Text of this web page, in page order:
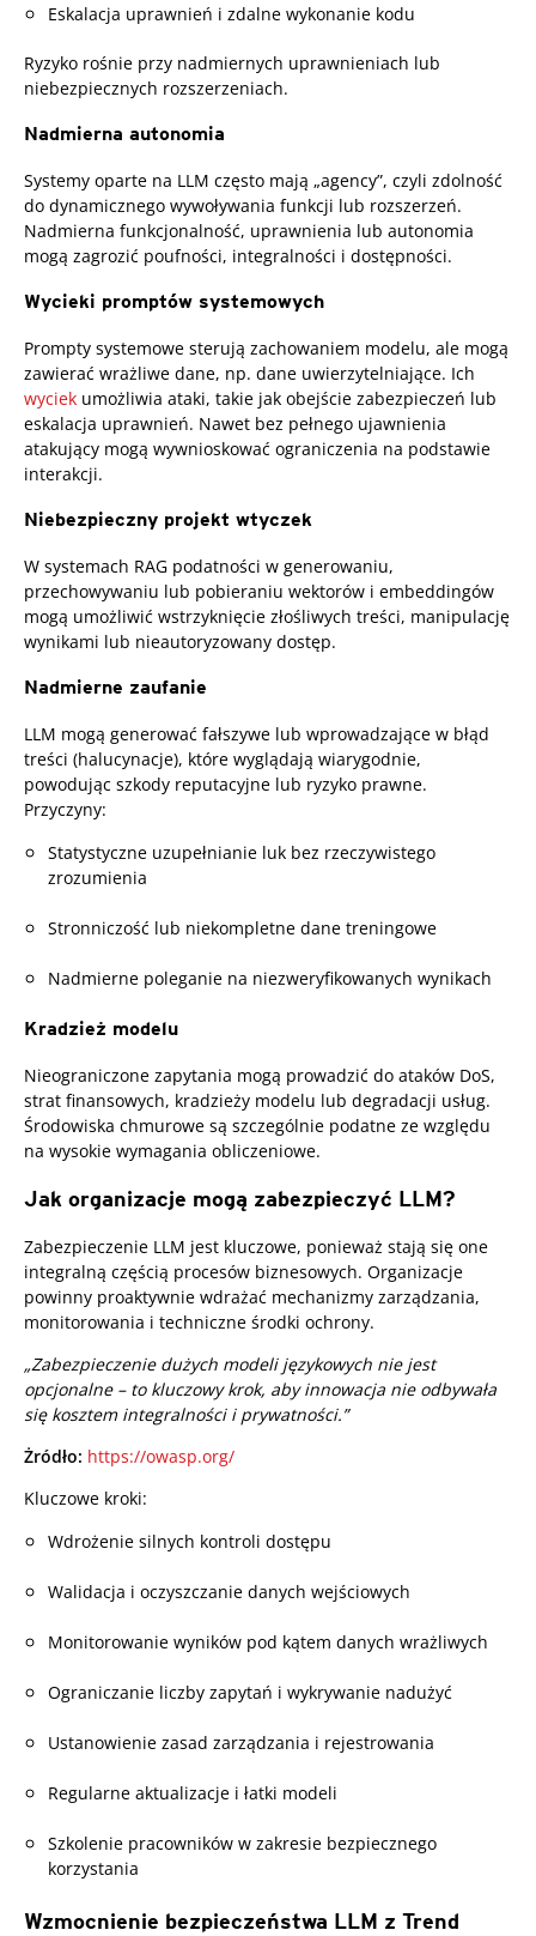
Eskalacja uprawnień i zdalne wykonanie kodu
Ryzyko rośnie przy nadmiernych uprawnieniach lub
niebezpiecznych rozszerzeniach.
Nadmierna autonomia
Systemy oparte na LLM często mają „agency”, czyli zdolność
do dynamicznego wywoływania funkcji lub rozszerzeń.
Nadmierna funkcjonalność, uprawnienia lub autonomia
mogą zagrozić poufności, integralności i dostępności.
Wycieki promptów systemowych
Prompty systemowe sterują zachowaniem modelu, ale mogą
zawierać wrażliwe dane, np. dane uwierzytelniające. Ich
wyciek umożliwia ataki, takie jak obejście zabezpieczeń lub
eskalacja uprawnień. Nawet bez pełnego ujawnienia
atakujący mogą wywnioskować ograniczenia na podstawie
interakcji.
Niebezpieczny projekt wtyczek
W systemach RAG podatności w generowaniu,
przechowywaniu lub pobieraniu wektorów i embeddingów
mogą umożliwić wstrzyknięcie złośliwych treści, manipulację
wynikami lub nieautoryzowany dostęp.
Nadmierne zaufanie
LLM mogą generować fałszywe lub wprowadzające w błąd
treści (halucynacje), które wyglądają wiarygodnie,
powodując szkody reputacyjne lub ryzyko prawne.
Przyczyny:
Statystyczne uzupełnianie luk bez rzeczywistego
zrozumienia
Stronniczość lub niekompletne dane treningowe
Nadmierne poleganie na niezweryfikowanych wynikach
Kradzież modelu
Nieograniczone zapytania mogą prowadzić do ataków DoS,
strat finansowych, kradzieży modelu lub degradacji usług.
Środowiska chmurowe są szczególnie podatne ze względu
na wysokie wymagania obliczeniowe.
Jak organizacje mogą zabezpieczyć LLM?
Zabezpieczenie LLM jest kluczowe, ponieważ stają się one
integralną częścią procesów biznesowych. Organizacje
powinny proaktywnie wdrażać mechanizmy zarządzania,
monitorowania i techniczne środki ochrony.
„Zabezpieczenie dużych modeli językowych nie jest
opcjonalne – to kluczowy krok, aby innowacja nie odbywała
się kosztem integralności i prywatności.”
Żródło: https://owasp.org/
Open On A New Tab
Kluczowe kroki:
Wdrożenie silnych kontroli dostępu
Walidacja i oczyszczanie danych wejściowych
Monitorowanie wyników pod kątem danych wrażliwych
Ograniczanie liczby zapytań i wykrywanie nadużyć
Ustanowienie zasad zarządzania i rejestrowania
Regularne aktualizacje i łatki modeli
Szkolenie pracowników w zakresie bezpiecznego
korzystania
Wzmocnienie bezpieczeństwa LLM z Trend